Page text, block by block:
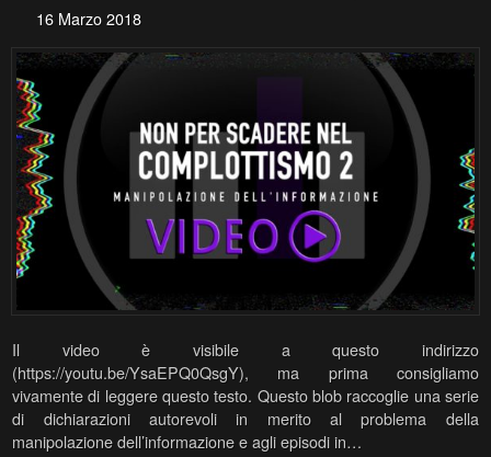
16 Marzo 2018
Il video è visibile a questo indirizzo
(https://youtu.be/YsaEPQ0QsgY), ma prima consigliamo
vivamente di leggere questo testo. Questo blob raccoglie una serie
di dichiarazioni autorevoli in merito al problema della
manipolazione dell’informazione e agli episodi in…